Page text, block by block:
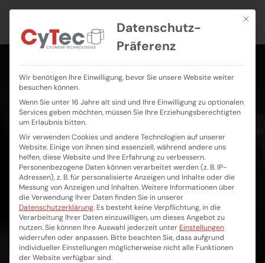
Skip
content
Author:
CyTec_Admin
CyTec Mönchengladbach GmbH & Co.KG>Artikel
von: CyTec_Admin
Mit
Datenschutz-
Präferenz
Wir benötigen Ihre Einwilligung, bevor Sie unsere Website weiter
besuchen können.
Wenn Sie unter 16 Jahre alt sind und Ihre Einwilligung zu optionalen
Services geben möchten, müssen Sie Ihre Erziehungsberechtigten
um Erlaubnis bitten.
Wir verwenden Cookies und andere Technologien auf unserer
Website. Einige von ihnen sind essenziell, während andere uns
helfen, diese Website und Ihre Erfahrung zu verbessern.
Personenbezogene Daten können verarbeitet werden (z. B. IP-
Adressen), z. B. für personalisierte Anzeigen und Inhalte oder die
Messung von Anzeigen und Inhalten.Weitere Informationen über
die Verwendung Ihrer Daten finden Sie in unserer
Datenschutzerklärung. Es besteht keine Verpflichtung, in die
Verarbeitung Ihrer Daten einzuwilligen, um dieses Angebot zu
nutzen.Sie können Ihre Auswahl jederzeit unter Einstellungen
widerrufen oder anpassen. Bitte beachten Sie, dass aufgrund
individueller Einstellungen möglicherweise nicht alle Funktionen
der Website verfügbar sind.